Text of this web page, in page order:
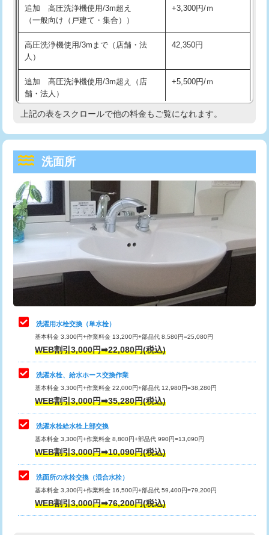
マス交換（深さ50㎝以上） 66,000円
コンクリート斫り（厚さ10㎝まで） 27,500円
コンクリート斫り（厚さ10㎝超え）
モルタル補修（厚さ10㎝まで）
モルタル補修（厚さ10㎝超え） 38,500円
洗面台設置 38,500円
追加人工
廃棄・処分 現場見積
※給水管工事は20mmまでの価格です。
持込商品取付（混合水栓） 16,500円
給水管工事※（ホール加工)
給水管工事※（バンド止め) 3,300円
給水管工事※（支持金具設置) 5,500円
給水管工事※（保温材使用（バンド止
め込み）)
5,500円
給水管工事※（土の掘削・埋め戻し作
業)
11,000円
給水管工事※（塩ビ管（VP・HI）使
用/3ｍまで)
33,000円
給水管工事※（塩ビ管（VP・HI）使
用（追加）/3ｍ超え)
給水管工事※（ライニング鋼管・銅
管・ポリ管・HT管使用/3ｍまで)
44,000円
給水管工事※（ライニング鋼管・銅
管・ポリ管・HT管使用/3ｍ超え)
排水管工事（土の掘削・埋め戻し作
業）
排水管工事（排水管工事/3ｍまで） 55,000円
排水管工事（追加 排水管工事/3ｍ超
え）
マス交換（土の掘削・埋め戻し作業）
マス交換（深さ50㎝未満）
マス交換（深さ50㎝以上）
追加 高圧洗浄機使用/3m超え
（一般向け（戸建て・集合））
+3,300円/ｍ
高圧洗浄機使用/3mまで（店舗・法
人）
42,350円
追加 高圧洗浄機使用/3m超え（店
舗・法人）
+5,500円/ｍ
高度高圧洗浄換 現地調査
トーラー機使用/3mまで
追加トーラー機使用/3m超え +3,300円
カメラ調査 33,000円
桝清掃
止水・漏水調査・防水処理・清掃・修
理・調整・分解・加工など（軽作業）
11,000円
止水・漏水調査・防水処理・清掃・修
理・調整・分解・加工など（中作業）
22,000円
止水・漏水調査・防水処理・清掃・修
理・調整・分解・加工など（重作業）
33,000円
キッチンタンク脱着
その他部品の脱着
交換・取付（タンク）
交換・取付(単水栓（壁付・デッキ
式）)
交換・取付(混合水栓（壁付・デッキ
式・ワンホール）)
16,500円+材料費
上記の表をスクロールで他の料金もご覧になれます。
洗面所
洗濯用水栓交換（単水栓）
基本料金 3,300円+作業料金 13,200円+部品代 8,580円=25,080円
WEB割引3,000円➡22,080円(税込)
洗濯水栓、給水ホース交換作業
基本料金 3,300円+作業料金 22,000円+部品代 12,980円=38,280円
WEB割引3,000円➡35,280円(税込)
洗濯水栓給水栓上部交換
基本料金 3,300円+作業料金 8,800円+部品代 990円=13,090円
WEB割引3,000円➡10,090円(税込)
洗面所の水栓交換（混合水栓）
基本料金 3,300円+作業料金 16,500円+部品代 59,400円=79,200円
WEB割引3,000円➡76,200円(税込)